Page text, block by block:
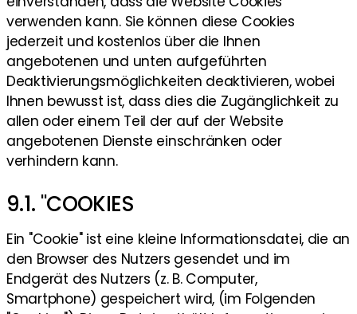
verwenden kann. Sie können diese Cookies
jederzeit und kostenlos über die Ihnen
angebotenen und unten aufgeführten
Deaktivierungsmöglichkeiten deaktivieren, wobei
Ihnen bewusst ist, dass dies die Zugänglichkeit zu
allen oder einem Teil der auf der Website
angebotenen Dienste einschränken oder
verhindern kann.
9.1. "COOKIES
Ein "Cookie" ist eine kleine Informationsdatei, die an
den Browser des Nutzers gesendet und im
Endgerät des Nutzers (z. B. Computer,
Smartphone) gespeichert wird, (im Folgenden